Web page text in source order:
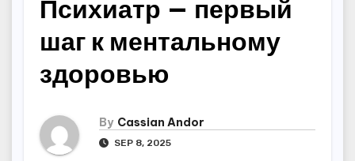
Психиатр — первый
шаг к ментальному
здоровью
By Cassian Andor
SEP 8, 2025